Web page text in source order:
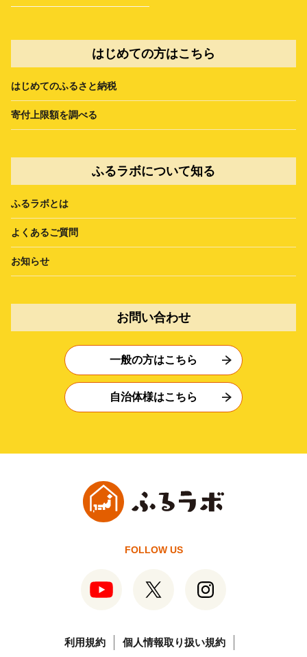
はじめての方はこちら
はじめてのふるさと納税
寄付上限額を調べる
ふるラボについて知る
ふるラボとは
よくあるご質問
お知らせ
お問い合わせ
一般の方はこちら
自治体様はこちら
FOLLOW US
利用規約 個人情報取り扱い規約